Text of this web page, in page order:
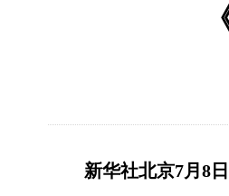
新华社北京7月8